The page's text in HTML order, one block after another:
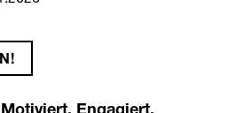
Engagiert.